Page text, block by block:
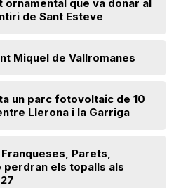
ornamental que va donar al
de Sant Esteve
Miquel de Vallromanes
un parc fotovoltaic de 10
Llerona i la Garriga
Parets,
perdran els topalls als